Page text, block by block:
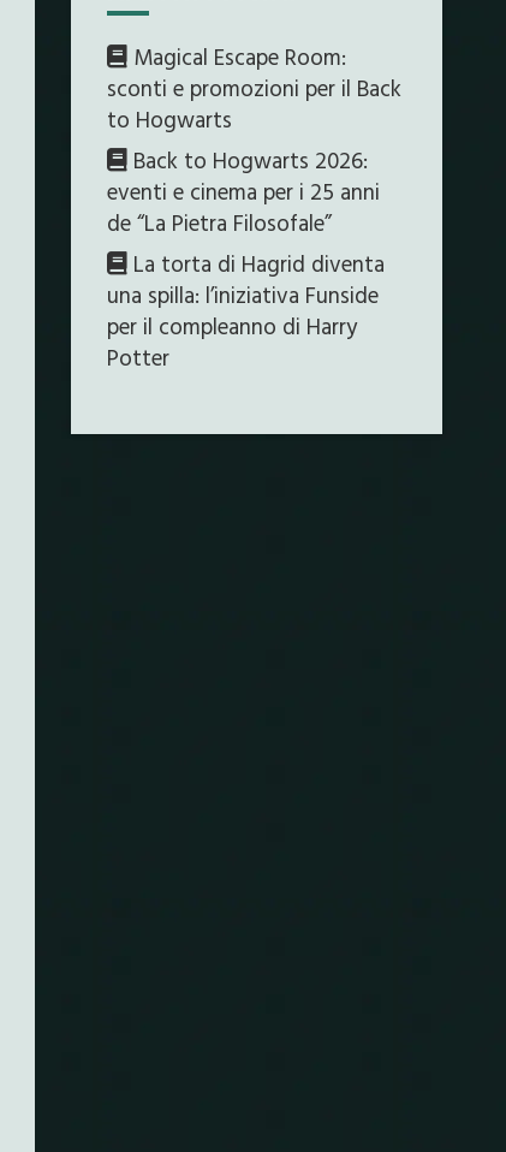
Magical Escape Room:
sconti e promozioni per il Back
to Hogwarts
Back to Hogwarts 2026:
eventi e cinema per i 25 anni
de “La Pietra Filosofale”
La torta di Hagrid diventa
una spilla: l’iniziativa Funside
per il compleanno di Harry
Potter